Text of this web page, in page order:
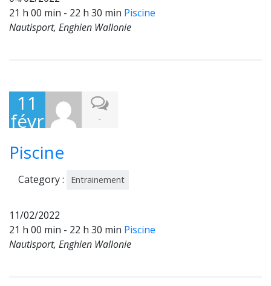
21 h 00 min - 22 h 30 min Piscine
Nautisport, Enghien Wallonie
11
févr
202
2
-
Piscine
Category : Entrainement
11/02/2022
21 h 00 min - 22 h 30 min Piscine
Nautisport, Enghien Wallonie